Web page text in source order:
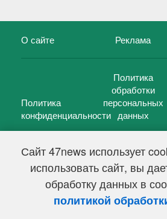
Сайт 47news использует
использовать сайт, вы
обработку данных в
политикой
О сайте Реклама
Политика
конфиденциальности
Политика
обработки
персональных
данных
47 новостей (47 news)2005 — 2026 г.
Свидетельство о регистрации СМИ Эл №
Федеральной службой по надзору в сфере
информационных технологий и